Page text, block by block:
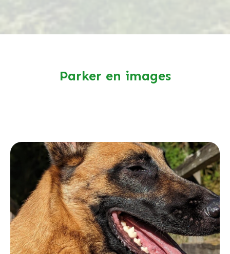
Parker en images